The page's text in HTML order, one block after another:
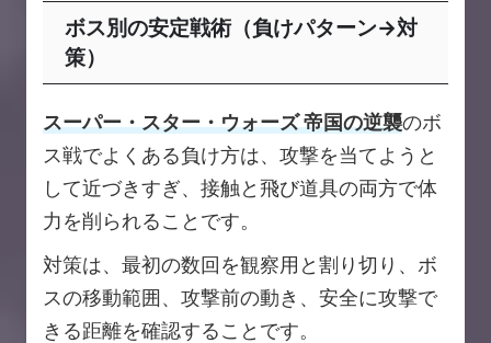
ボス別の安定戦術（負けパターン→対
策）
スーパー・スター・ウォーズ 帝国の逆襲のボ
ス戦でよくある負け方は、攻撃を当てようと
して近づきすぎ、接触と飛び道具の両方で体
力を削られることです。
対策は、最初の数回を観察用と割り切り、ボ
スの移動範囲、攻撃前の動き、安全に攻撃で
きる距離を確認することです。